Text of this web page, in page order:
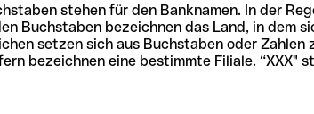
stehen für den Banknamen. In der
Buchstaben bezeichnen das Land, in dem
setzen sich aus Buchstaben oder
bezeichnen eine bestimmte Filiale. “XXX"